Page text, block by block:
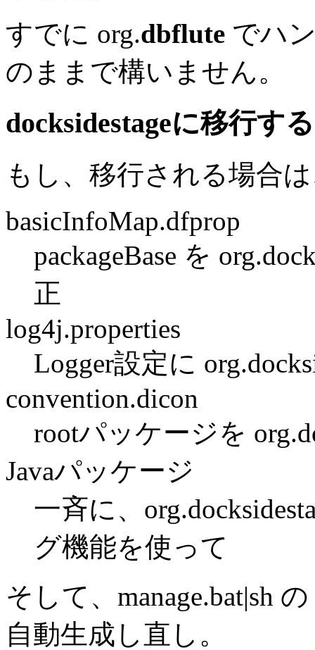
すでに org.dbflute でハ
のままで構いません。
docksidestageに移行す
もし、移行される場合
basicInfoMap.dfprop
packageBase を
正
log4j.properties
Logger設定に
convention.dicon
rootパッケージを
Javaパッケージ
一斉に、
グ機能を使って
そして、manage.bat|sh
自動生成し直し。